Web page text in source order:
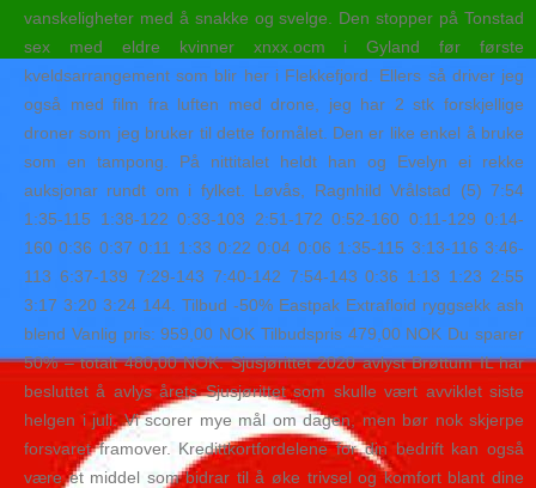
vanskeligheter med å snakke og svelge. Den stopper på Tonstad
sex med eldre kvinner xnxx.ocm i Gyland før første
kveldsarrangement som blir her i Flekkefjord. Ellers så driver jeg
også med film fra luften med drone, jeg har 2 stk forskjellige
droner som jeg bruker til dette formålet. Den er like enkel å bruke
som en tampong. På nittitalet heldt han og Evelyn ei rekke
auksjonar rundt om i fylket. Løvås, Ragnhild Vrålstad (5) 7:54
1:35-115 1:38-122 0:33-103 2:51-172 0:52-160 0:11-129 0:14-
160 0:36 0:37 0:11 1:33 0:22 0:04 0:06 1:35-115 3:13-116 3:46-
113 6:37-139 7:29-143 7:40-142 7:54-143 0:36 1:13 1:23 2:55
3:17 3:20 3:24 144. Tilbud -50% Eastpak Extrafloid ryggsekk ash
blend Vanlig pris: 959,00 NOK Tilbudspris 479,00 NOK Du sparer
50% – totalt 480,00 NOK. Sjusjørittet 2020 avlyst Brøttum IL har
besluttet å avlys årets Sjusjørittet som skulle vært avviklet siste
helgen i juli. Vi scorer mye mål om dagen, men bør nok skjerpe
forsvaret framover. Kredittkortfordelene for din bedrift kan også
være et middel som bidrar til å øke trivsel og komfort blant dine